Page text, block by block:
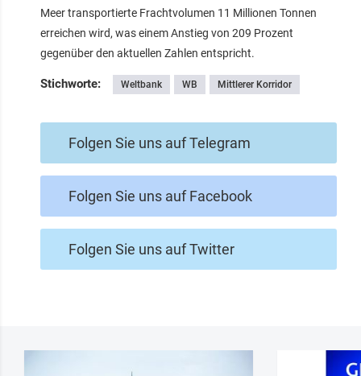
Meer transportierte Frachtvolumen 11 Millionen Tonnen
erreichen wird, was einem Anstieg von 209 Prozent
gegenüber den aktuellen Zahlen entspricht.
Stichworte: Weltbank WB Mittlerer Korridor
Folgen Sie uns auf Telegram
Folgen Sie uns auf Facebook
Folgen Sie uns auf Twitter